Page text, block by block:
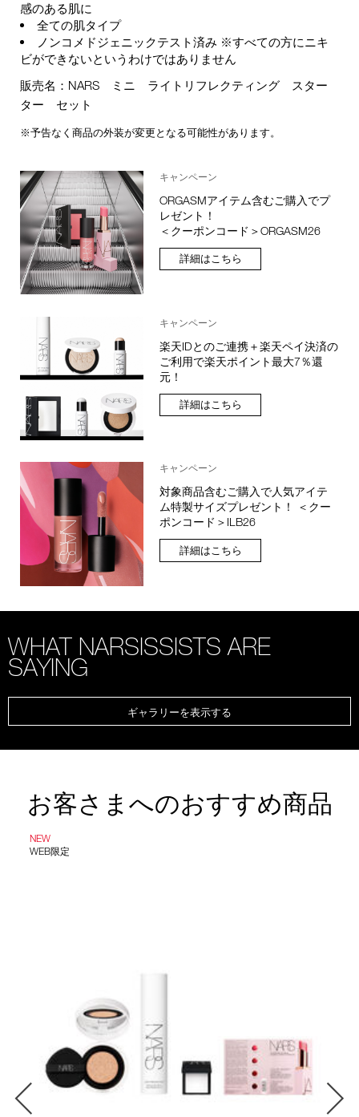
感のある肌に
全ての肌タイプ
ノンコメドジェニックテスト済み ※すべての方にニキ
ビができないというわけではありません
販売名：NARS ミニ ライトリフレクティング スター
ター セット
※予告なく商品の外装が変更となる可能性があります。
キャンペーン
ORGASMアイテム含むご購入でプ
レゼント！
＜クーポンコード＞ORGASM26
詳細はこちら
キャンペーン
楽天IDとのご連携＋楽天ペイ決済の
ご利用で楽天ポイント最大7％還
元！
詳細はこちら
キャンペーン
対象商品含むご購入で人気アイテ
ム特製サイズプレゼント！ ＜クー
ポンコード＞ILB26
詳細はこちら
WHAT NARSISSISTS ARE
SAYING
ギャラリーを表示する
お客さまへのおすすめ商品
NEW
WEB限定